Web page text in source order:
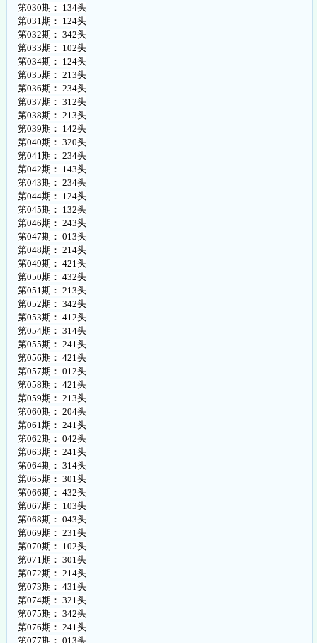
第030期： 134头
第031期： 124头
第032期： 342头
第033期： 102头
第034期： 124头
第035期： 213头
第036期： 234头
第037期： 312头
第038期： 213头
第039期： 142头
第040期： 320头
第041期： 234头
第042期： 143头
第043期： 234头
第044期： 124头
第045期： 132头
第046期： 243头
第047期： 013头
第048期： 214头
第049期： 421头
第050期： 432头
第051期： 213头
第052期： 342头
第053期： 412头
第054期： 314头
第055期： 241头
第056期： 421头
第057期： 012头
第058期： 421头
第059期： 213头
第060期： 204头
第061期： 241头
第062期： 042头
第063期： 241头
第064期： 314头
第065期： 301头
第066期： 432头
第067期： 103头
第068期： 043头
第069期： 231头
第070期： 102头
第071期： 301头
第072期： 214头
第073期： 431头
第074期： 321头
第075期： 342头
第076期： 241头
第077期： 013头